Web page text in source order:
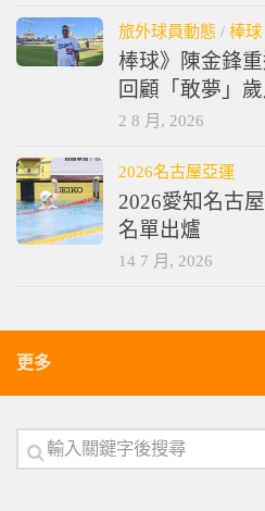
旅外球員動態 / 棒球
棒球》陳金鋒
回顧「敢夢」歲
2 8 月, 2026
2026名古屋亞運
2026愛知名古
名單出爐
14 7 月, 2026
更多